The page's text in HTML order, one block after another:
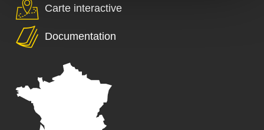
Carte interactive
Documentation